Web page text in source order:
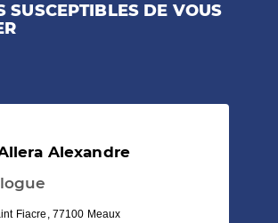
SUSCEPTIBLES DE VOUS
Alexandre
Fiacre, 77100 Meaux